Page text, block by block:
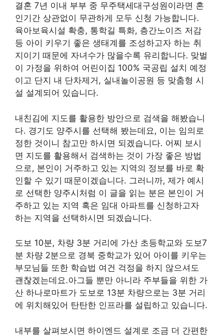
결혼 7년 이내 부부 중 무주택세대구성원이라면 혼
인기간 상관없이 무관하게 모두 신청 가능합니다.
육아보육시설 확충, 통학길 특화, 층간노이즈 저감
등 아이 키우기 좋은 생태계를 조성하고자 하는 취
지이기 때문에 자녀수가 많을수록 유리합니다. 맞벌
이 가정을 위하여 어린이집 100% 국공립 설치 예정
이고 단지 내 단차제거, 실내놀이공원 등 맞춤형 시
설 설계되어 있습니다.
내친김에 지도를 활용한 방안으로 검색을 해봤습니
다. 경기도 양주시를 선택해 봤는데요, 이는 임의로
정한 것이니 참고만 하시면 되겠습니다. 어찌 보시
면 지도를 활용해서 검색하는 것이 가장 좋은 방법
으로, 본인이 거주하고 있는 지역의 정보를 바로 확
인할 수 있기 때문이겠습니다. 그러니까, 제가 예시
로 선택한 양주시처럼 이 글을 읽는 분은 본인이 거
주하고 있는 지역 혹은 임대 아파트를 신청하고자
하는 지역을 선택하시면 되겠습니다.
도보 10분, 차량 3분 거리에 가산 초등학교와 도보7
분 차량 2분으로 경북 중학교가 있어 아이를 키우는
부모님들 또한 학습법 여건 걱정을 하지 않으셔도
괜찮겠는데요.아그들 뿐만 아니라 주부들을 위한 가
산 하나로마트가 도보로 13분 차량으로는 3분 거리
에 위치해있어 탄탄한 인프라를 설립하고 있습니다.
내부를 살펴보시면 하이엔드 설계로 조금 더 간편한